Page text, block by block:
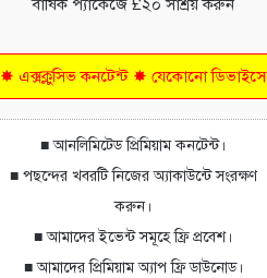
✸ এক্সক্লুসিভ কনটেন্ট ✸ যেকোনো ডিভাইসে
■ আনলিমিটেড প্রিমিয়াম কনটেন্ট।
■ পছন্দের খবরটি নিজের অ্যাকাউন্টে সংরক্ষণ
করুন।
■ আমাদের ইভেন্ট সমূহে ফ্রি প্রবেশ।
■ আমাদের প্রিমিয়াম অ্যাপ ফ্রি ডাউনোড।